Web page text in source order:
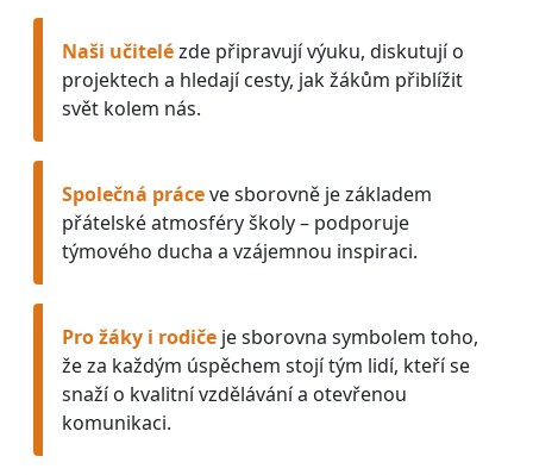
Naši učitelézde připravují výuku, diskutují o
projektech a hledají cesty, jak žákům přiblížit
svět kolem nás.
Společná práceve sborovně je základem
přátelské atmosféry školy – podporuje
týmového ducha a vzájemnou inspiraci.
Pro žáky i rodiče je sborovna symbolem toho,
že za každým úspěchem stojí tým lidí, kteří se
snaží o kvalitní vzdělávání a otevřenou
komunikaci.